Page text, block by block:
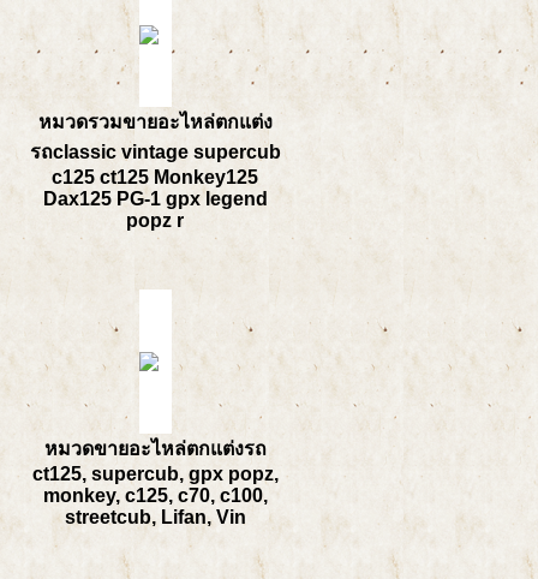
หมวดรวมขายอะไหล่ตกแต่ง
รถclassic vintage supercub
c125 ct125 Monkey125
Dax125 PG-1 gpx legend
popz r
หมวดขายอะไหล่ตกแต่งรถ
ct125, supercub, gpx popz,
monkey, c125, c70, c100,
streetcub, Lifan, Vin